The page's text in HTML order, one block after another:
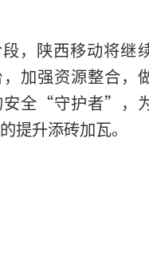
，陕西移动将继
加强资源整合，
安全“守护者”，
提升添砖加瓦。